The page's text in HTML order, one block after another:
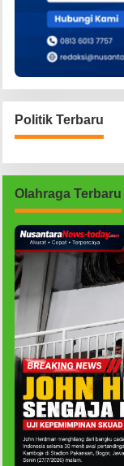
Politik Terbaru
Olahraga Terbaru